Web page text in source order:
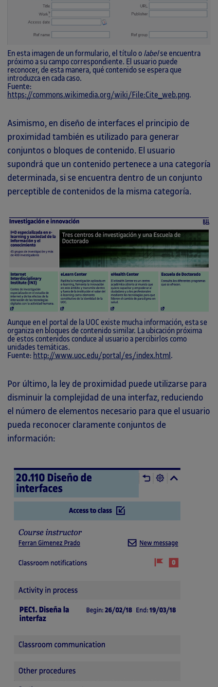
En esta imagen de un formulario, el título o labelse encuentra
próximo a su campo correspondiente. El usuario puede
reconocer, de esta manera, qué contenido se espera que
introduzca en cada caso.
Fuente:
https://commons.wikimedia.org/wiki/File:Cite_web.png.
Asimismo, en diseño de interfaces el principio de
proximidad también es utilizado para generar
conjuntos o bloques de contenido. El usuario
supondrá que un contenido pertenece a una categoría
determinada, si se encuentra dentro de un conjunto
perceptible de contenidos de la misma categoría.
Aunque en el portal de la UOC existe mucha información, esta se
organiza en bloques de contenido similar. La ubicación próxima
de estos contenidos conduce al usuario a percibirlos como
unidades temáticas.
Fuente: http://www.uoc.edu/portal/es/index.html.
Por último, la ley de proximidad puede utilizarse para
disminuir la complejidad de una interfaz, reduciendo
el número de elementos necesario para que el usuario
pueda reconocer claramente conjuntos de
información: